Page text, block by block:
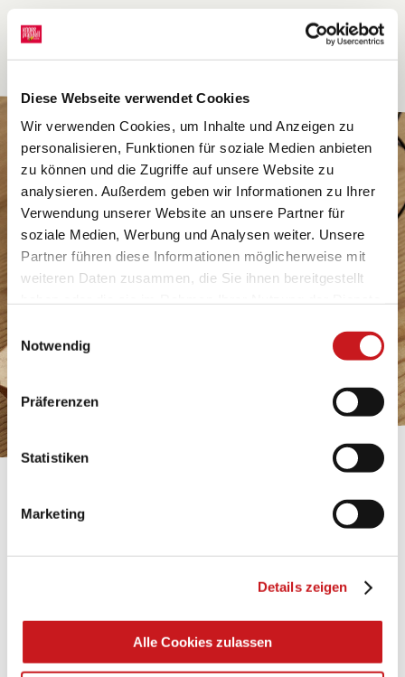
Diese Webseite verwendet Cookies
Wir verwenden Cookies, um Inhalte und Anzeigen zu
personalisieren, Funktionen für soziale Medien anbieten
zu können und die Zugriffe auf unsere Website zu
analysieren. Außerdem geben wir Informationen zu Ihrer
Verwendung unserer Website an unsere Partner für
soziale Medien, Werbung und Analysen weiter. Unsere
Partner führen diese Informationen möglicherweise mit
weiteren Daten zusammen, die Sie ihnen bereitgestellt
Datenschutzhinweisen
mehr darüber, wer wir sind, wie
personenbezogene Daten verarbeiten. Hier geht’s zum
Impressum.
Einwilligungsauswahl
Notwendig
Präferenzen
Statistiken
Marketing
Details zeigen
Alle Cookies zulassen
bekleben, bemalen, falten... und für viele
Zum Tipp